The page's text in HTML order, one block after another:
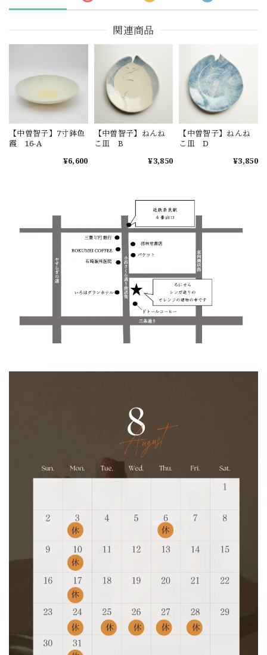
関連商品
【中曽智子】7寸鉢色
霞 16-A
¥6,600
【中曽智子】ねんね
こ皿 B
¥3,850
【中曽智子】ねんね
こ皿 D
¥3,850